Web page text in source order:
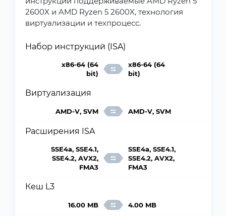
2600X и AMD Ryzen 5 2600X, технология
виртуализации и техпроцесс.
Набор инструкций (ISA)
x86-64 (64
bit)
x86-64 (64
bit)
Виртуализация
AMD-V, SVM AMD-V, SVM
Расширения ISA
SSE4a, SSE4.1,
SSE4.2, AVX2,
FMA3
SSE4a, SSE4.1,
SSE4.2, AVX2,
FMA3
Кеш L3
16.00 MB 4.00 MB